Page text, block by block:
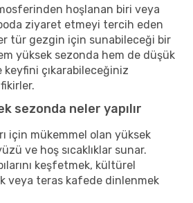
hoşlanan biri veya
ziyaret etmeyi tercih eden
tür gezgin için sunabileceği bir
yüksek sezonda hem de düşük
keyfini çıkarabileceğiniz
sezonda neler yapılır
için mükemmel olan yüksek
ve hoş sıcaklıklar sunar.
keşfetmek, kültürel
veya teras kafede dinlenmek